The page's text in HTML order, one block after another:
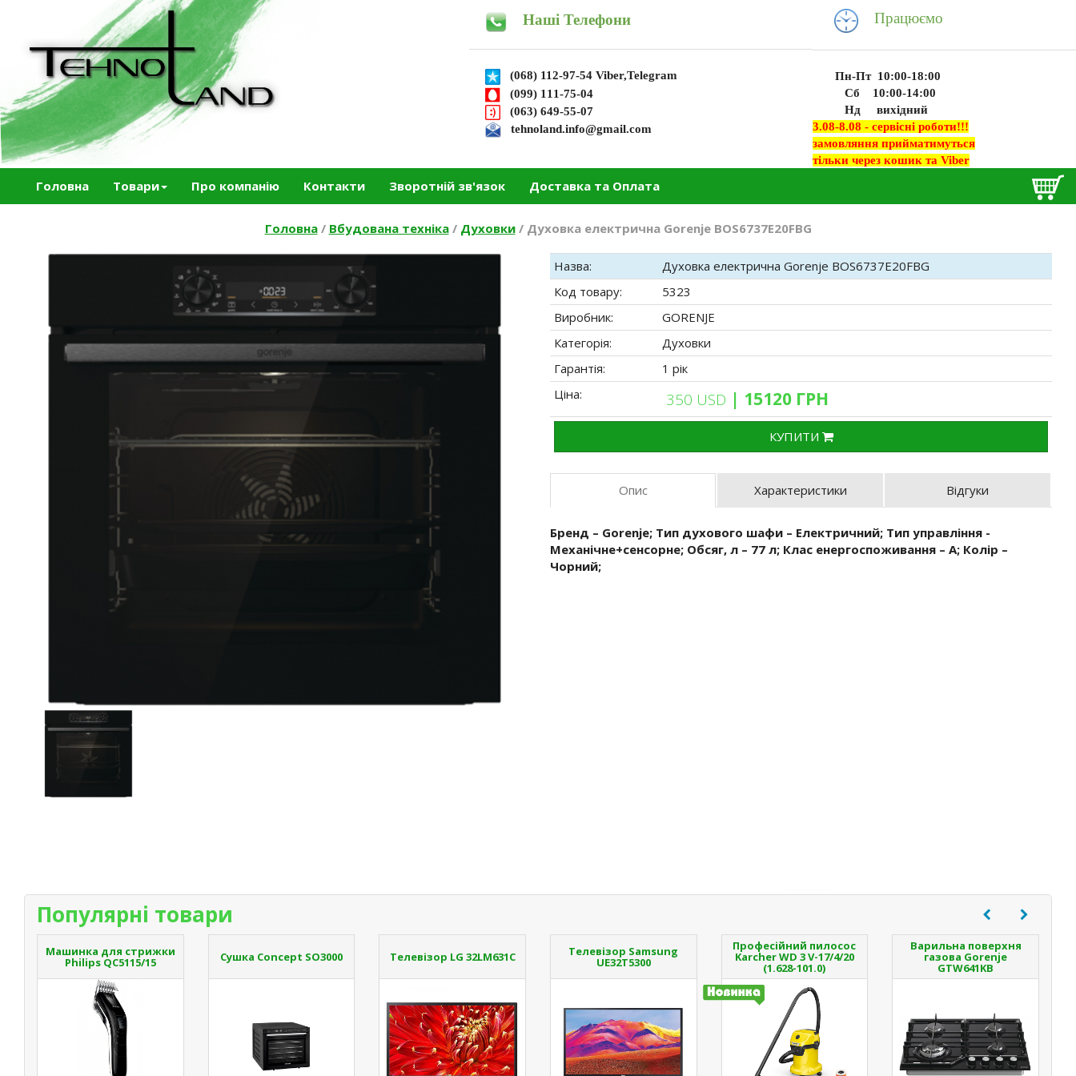
Наші Телефони
(068) 112-97-54 Viber,Telegram
(099) 111-75-04
(063) 649-55-07
tehnoland.info@gmail.com
Працюємо
Пн-Пт 10:00-18:00
Сб 10:00-14:00
Нд вихідний
3.08-8.08 - сервісні роботи!!!
замовляння прийматимуться
тільки через кошик та Viber
Головна Товари Про компанію Контакти Зворотній зв'язок Доставка та Оплата
Головна / Вбудована техніка / Духовки / Духовка електрична Gorenje BOS6737E20FBG
Назва:
Духовка електрична Gorenje BOS6737E20FBG
Код товару:
5323
Виробник:
GORENJE
Категорія:
Духовки
Гарантія:
1 рік
Ціна:
350 USD | 15120 ГРН
КУПИТИ
Опис Характеристики Відгуки
Бренд – Gorenje; Тип духового шафи – Електричний; Тип управління -
Механічне+сенсорне; Обсяг, л – 77 л; Клас енергоспоживання – А; Колір –
Чорний;
Популярні товари
Машинка для стрижки
Philips QC5115/15 Сушка Concept SO3000 Телевізор LG 32LM631C Телевізор Samsung
UE32T5300
Професійний пилосос
Karcher WD 3 V-17/4/20
(1.628-101.0)
Варильна поверхня
газова Gorenje
GTW641KB